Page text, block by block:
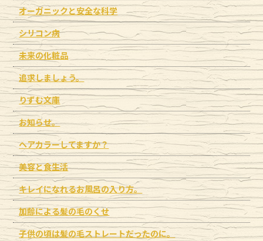
オーガニックと安全な科学
シリコン病
未来の化粧品
追求しましょう。
りずむ文庫
お知らせ。
ヘアカラーしてますか？
美容と食生活
キレイになれるお風呂の入り方。
加齢による髪の毛のくせ
子供の頃は髪の毛ストレートだったのに。